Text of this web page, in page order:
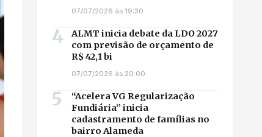
07/07/2026 às 19:30
4
ALMT inicia debate da LDO 2027
com previsão de orçamento de
R$ 42,1 bi
07/07/2026 às 20:00
5
“Acelera VG Regularização
Fundiária” inicia
cadastramento de famílias no
bairro Alameda